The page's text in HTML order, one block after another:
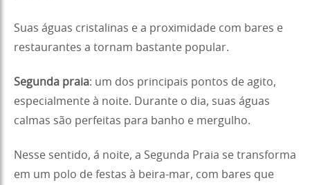
Suas águas cristalinas e a proximidade com bares e
restaurantes a tornam bastante popular.
Segunda praia: um dos principais pontos de agito,
especialmente à noite. Durante o dia, suas águas
calmas são perfeitas para banho e mergulho.
Nesse sentido, á noite, a Segunda Praia se transforma
em um polo de festas à beira-mar, com bares que